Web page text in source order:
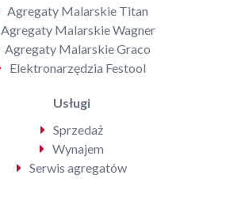
Agregaty Malarskie Titan
Agregaty Malarskie Wagner
Agregaty Malarskie Graco
Elektronarzędzia Festool
Usługi
Sprzedaż
Wynajem
Serwis agregatów